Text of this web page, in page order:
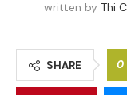
written by Thi
SHARE 0